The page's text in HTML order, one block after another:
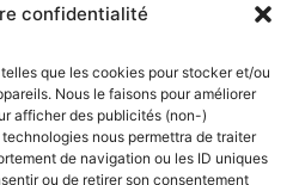
confidentialité
que les cookies pour stocker et/ou
Nous le faisons pour améliorer
afficher des publicités (non-)
nous permettra de traiter
de navigation ou les ID uniques
ou de retirer son consentement